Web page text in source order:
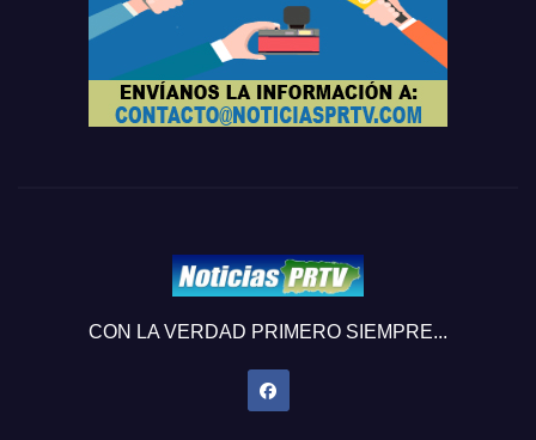
CON LA VERDAD PRIMERO SIEMPRE...